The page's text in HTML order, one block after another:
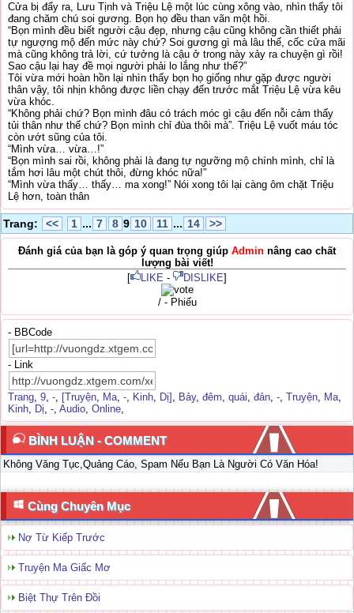
Cửa bị đẩy ra, Lưu Tịnh và Triệu Lệ một lúc cùng xông vào, nhìn thấy tôi
đang chăm chú soi gương. Bọn họ đều than vãn một hồi.
“Bọn mình đều biết người cậu đẹp, nhưng cậu cũng không cần thiết phải
tự ngượng mộ đến mức này chứ? Soi gương gì mà lâu thế, cốc cửa mãi
mà cũng không trả lời, cứ tưởng là cậu ở trong này xảy ra chuyện gì rồi!
Sao cậu lại hay đề mọi người phải lo lắng như thế?”
Tôi vừa mới hoàn hồn lại nhìn thấy bọn họ giống như gặp được người
thân vậy, tôi nhịn không được liền chạy đến trước mắt Triệu Lệ vừa kêu
vừa khóc.
“Không phải chứ? Bọn mình đâu có trách móc gì cậu đến nỗi cảm thấy
tủi thân như thế chứ? Bọn mình chỉ đùa thôi mà”. Triệu Lệ vuốt máu tóc
còn ướt sũng của tôi.
“Mình vừa… vừa…!”
“Bọn mình sai rồi, không phải là đang tự ngưỡng mộ chính mình, chỉ là
tắm hơi lâu một chút thôi, đừng khóc nữa!”
“Mình vừa thấy… thấy… ma xong!” Nói xong tôi lại càng ôm chặt Triệu
Lệ hơn, toàn thân
Trang: << 1 ... 7 8 9 10 11 ... 14 >>
Đánh giá của bạn là góp ý quan trọng giúp Admin nâng cao chất
lượng bài viết!
[
LIKE - DISLIKE]
/ - Phiếu
- BBCode
- Link
Trang, 9, -, [Truyện, Ma, -, Kinh, Dị] , Bảy, đêm, quái, đản, -, Truyện, Ma,
Kinh, Dị, -, Audio, Online,
BÌNH LUẬN - COMMENT
Không Văng Tục,Quảng Cáo, Spam Nếu Bạn Là Người Có Văn Hóa!
Cùng Chuyên Mục
Nợ Từ Kiếp Trước
Truyện Ma Giấc Mơ
Biệt Thự Trên Đồi